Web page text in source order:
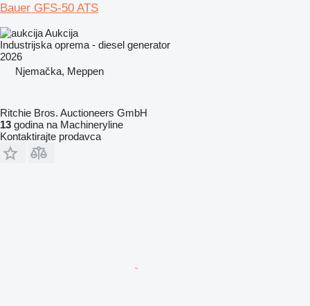
Bauer GFS-50 ATS
Aukcija
Industrijska oprema - diesel generator
2026
Njemačka, Meppen
Ritchie Bros. Auctioneers GmbH
13 godina na Machineryline
Kontaktirajte prodavca